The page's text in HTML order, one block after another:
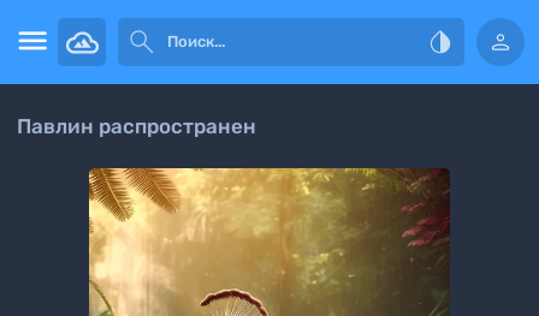
   
Павлин распространен